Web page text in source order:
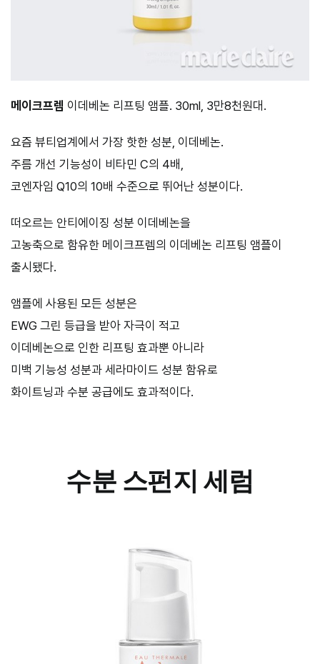
메이크프렘 이데베논 리프팅 앰플. 30ml, 3만8천원대.
요즘 뷰티업계에서 가장 핫한 성분, 이데베논.
주름 개선 기능성이 비타민 C의 4배,
코엔자임 Q10의 10배 수준으로 뛰어난 성분이다.
떠오르는 안티에이징 성분 이데베논을
고농축으로 함유한 메이크프렘의 이데베논 리프팅 앰플이
출시됐다.
앰플에 사용된 모든 성분은
EWG 그린 등급을 받아 자극이 적고
이데베논으로 인한 리프팅 효과뿐 아니라
미백 기능성 성분과 세라마이드 성분 함유로
화이트닝과 수분 공급에도 효과적이다.
수분 스펀지 세럼